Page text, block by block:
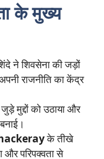
के मुख्य
ने शिवसेना की जड़ों
राजनीति का केंद्र
मुद्दों को उठाया और
के तीखे
और परिपक्वता से